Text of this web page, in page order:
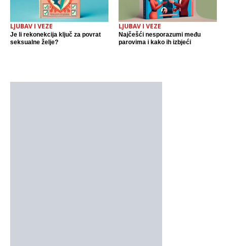
LJUBAV I VEZE
Je li rekonekcija ključ za povrat
seksualne želje?
LJUBAV I VEZE
Najčešći nesporazumi među
parovima i kako ih izbjeći